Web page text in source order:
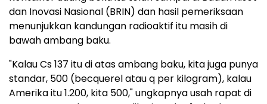
dan Inovasi Nasional (BRIN) dan hasil pemeriksaan
menunjukkan kandungan radioaktif itu masih di
bawah ambang baku.
"Kalau Cs 137 itu di atas ambang baku, kita juga punya
standar, 500 (becquerel atau q per kilogram), kalau
Amerika itu 1.200, kita 500," ungkapnya usah rapat di